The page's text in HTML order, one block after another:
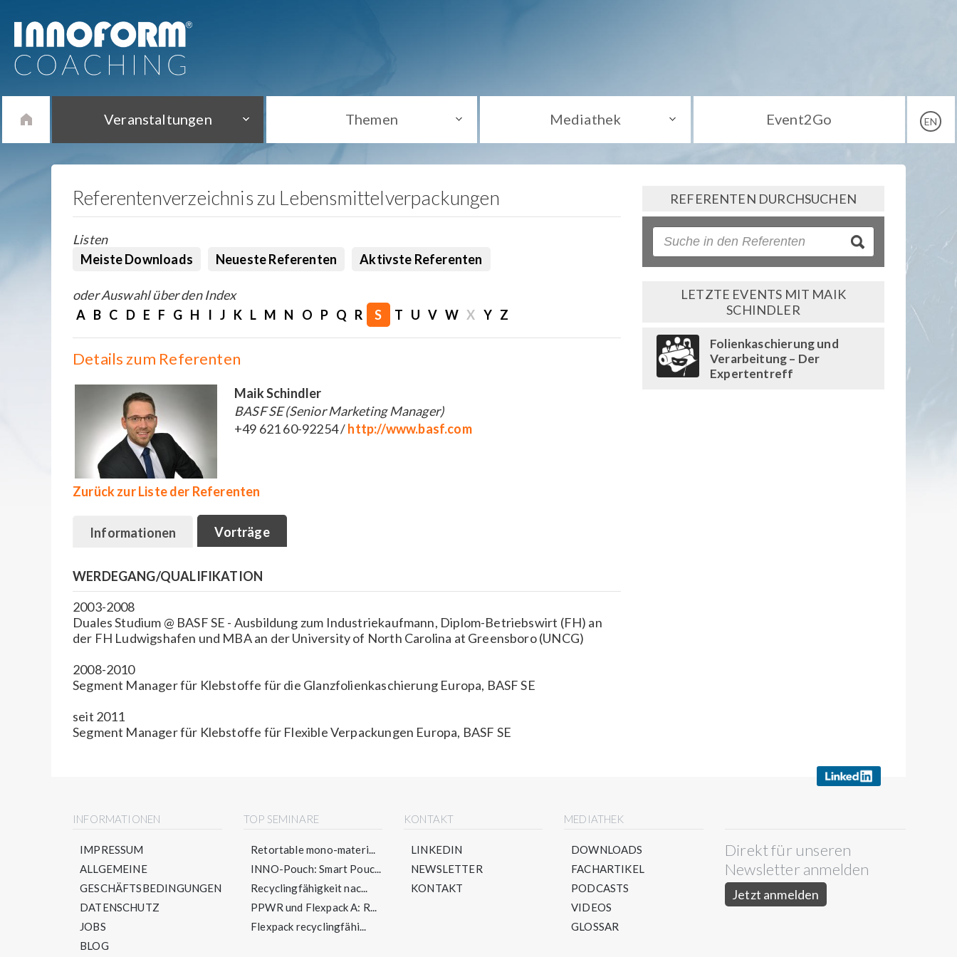
Veranstaltungen Themen Mediathek Event2Go EN
Referentenverzeichnis zu Lebensmittelverpackungen
Listen
Meiste Downloads
Neueste Referenten Aktivste Referenten
oder Auswahl über den Index
A B C D E F G H I J K L M N O P Q R S T U V W X Y Z
Details zum Referenten
Maik Schindler
BASF SE (Senior Marketing Manager)
+49 621 60-92254 /http://www.basf.com
Zurück zur Liste der Referenten
Informationen Vorträge
WERDEGANG/QUALIFIKATION
2003-2008
Duales Studium @ BASF SE - Ausbildung zum Industriekaufmann, Diplom-Betriebswirt (FH) an
der FH Ludwigshafen und MBA an der University of North Carolina at Greensboro (UNCG)
2008-2010
Segment Manager für Klebstoffe für die Glanzfolienkaschierung Europa, BASF SE
seit 2011
Segment Manager für Klebstoffe für Flexible Verpackungen Europa, BASF SE
REFERENTEN DURCHSUCHEN
LETZTE EVENTS MIT MAIK
SCHINDLER
Folienkaschierung und
Verarbeitung – Der
Expertentreff
INFORMATIONEN
IMPRESSUM
ALLGEMEINE
GESCHÄFTSBEDINGUNGEN
DATENSCHUTZ
JOBS
BLOG
TOP SEMINARE
Retortable mono-materi...
INNO-Pouch: Smart Pouc...
Recyclingfähigkeit nac...
PPWR und Flexpack A: R...
Flexpack recyclingfähi...
KONTAKT
LINKEDIN
NEWSLETTER
KONTAKT
MEDIATHEK
DOWNLOADS
FACHARTIKEL
PODCASTS
VIDEOS
GLOSSAR
Direkt für unseren
Newsletter anmelden
Jetzt anmelden